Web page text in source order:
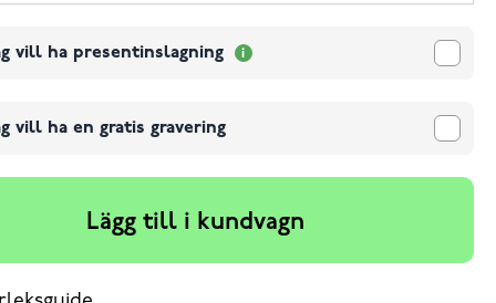
vill ha presentinslagning
vill ha en gratis gravering
Lägg till i kundvagn